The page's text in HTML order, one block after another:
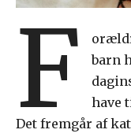
F
barn
have
Det fremgår af